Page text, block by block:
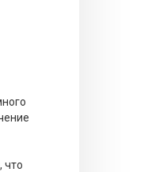
что